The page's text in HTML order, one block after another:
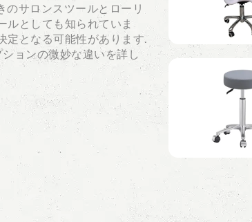
サロンスツールとローリ
ルとしても知られていま
定となる可能性があります.
ョンの微妙な違いを詳し